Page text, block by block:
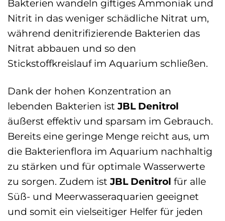
Bakterien wandeln giftiges Ammoniak und
Nitrit in das weniger schädliche Nitrat um,
während denitrifizierende Bakterien das
Nitrat abbauen und so den
Stickstoffkreislauf im Aquarium schließen.
Dank der hohen Konzentration an
lebenden Bakterien istJBL Denitrol
äußerst effektiv und sparsam im Gebrauch.
Bereits eine geringe Menge reicht aus, um
die Bakterienflora im Aquarium nachhaltig
zu stärken und für optimale Wasserwerte
zu sorgen. Zudem istJBL Denitrol für alle
Süß- und Meerwasseraquarien geeignet
und somit ein vielseitiger Helfer für jeden